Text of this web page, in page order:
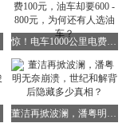
为氮肥制造的核心
、硝酸铵等终端产
58%，是保障粮食
断裂后，首当其冲
气的欧洲大陆。
惊！电车1000公里电费100元，油车却要600 - 800元，为何还有人选油车？
董洁再掀波澜，潘粤明无奈崩溃，世纪和解背后隐藏多少真相？